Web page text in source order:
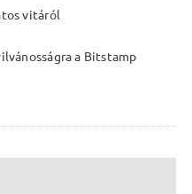
vitáról
a Bitstamp